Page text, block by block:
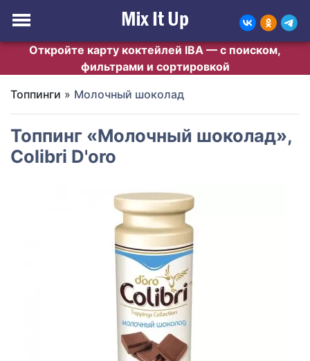
Откройте карту коктейлей IBA — с поиском,
фильтрами и сортировкой
Топпинги » Молочный шоколад
Топпинг «Молочный шоколад»,
Colibri D'oro